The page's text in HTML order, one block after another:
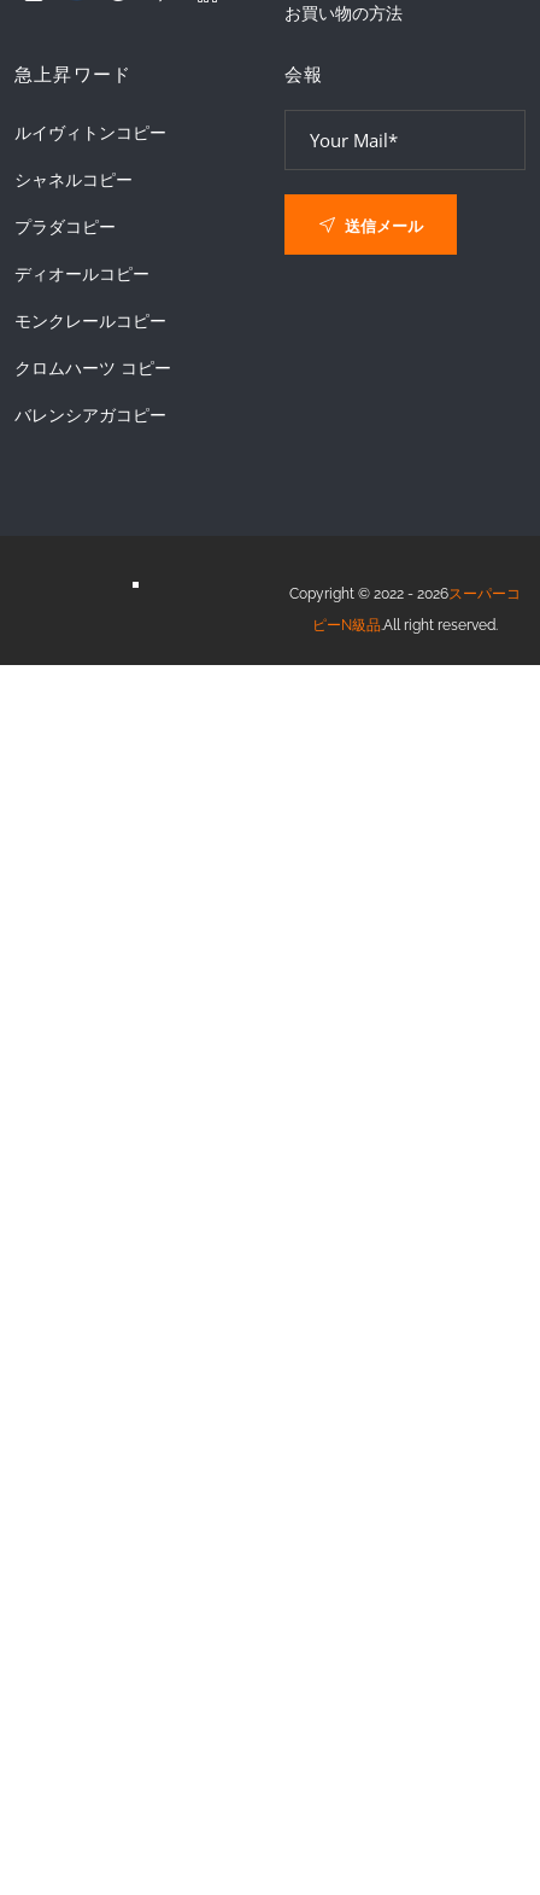
お買い物の方法
急上昇ワード
ルイヴィトンコピー
シャネルコピー
プラダコピー
ディオールコピー
モンクレールコピー
クロムハーツ コピー
バレンシアガコピー
会報
送信メール
Copyright © 2022 - 2026スーパーコ
ピーN級品.All right reserved.